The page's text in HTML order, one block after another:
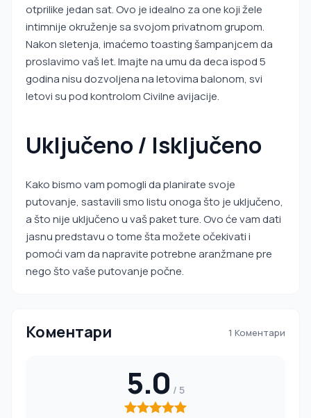
otprilike jedan sat. Ovo je idealno za one koji žele
intimnije okruženje sa svojom privatnom grupom.
Nakon sletenja, imaćemo toasting šampanjcem da
proslavimo vaš let. Imajte na umu da deca ispod 5
godina nisu dozvoljena na letovima balonom, svi
letovi su pod kontrolom Civilne avijacije.
Uključeno / Isključeno
Kako bismo vam pomogli da planirate svoje
putovanje, sastavili smo listu onoga što je uključeno,
a što nije uključeno u vaš paket ture. Ovo će vam dati
jasnu predstavu o tome šta možete očekivati i
pomoći vam da napravite potrebne aranžmane pre
nego što vaše putovanje počne.
Коментари 1 Коментари
5.0